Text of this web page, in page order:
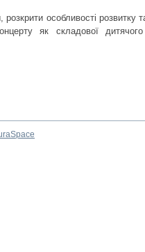
розкрити особливості
як складової